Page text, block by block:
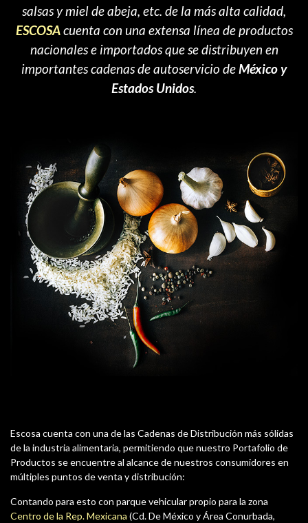
salsas y miel de abeja, etc. de la más alta calidad,
ESCOSAcuenta con una extensa línea de productos
nacionales e importados que se distribuyen en
importantes cadenas de autoservicio deMéxico y
Estados Unidos.
Escosa cuenta con una de las Cadenas de Distribución más sólidas
de la industria alimentaria, permitiendo que nuestro Portafolio de
Productos se encuentre al alcance de nuestros consumidores en
múltiples puntos de venta y distribución:
Contando para esto con parque vehicular propio para la zona
Centro de la Rep. Mexicana (Cd. De México y Área Conurbada,